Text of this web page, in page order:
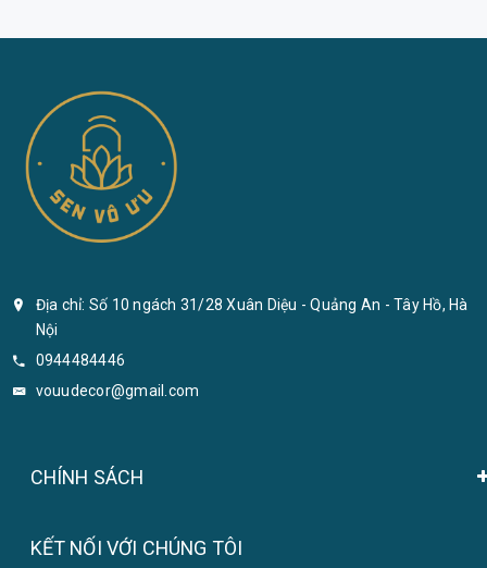
Địa chỉ: Số 10 ngách 31/28 Xuân Diệu - Quảng An - Tây Hồ, Hà
Nội
0944484446
vouudecor@gmail.com
CHÍNH SÁCH
KẾT NỐI VỚI CHÚNG TÔI